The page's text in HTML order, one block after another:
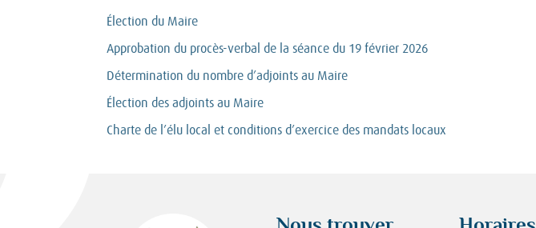
Élection du Maire
Approbation du procès-verbal de la séance du 19 février 2026
Détermination du nombre d’adjoints au Maire
Élection des adjoints au Maire
Charte de l’élu local et conditions d’exercice des mandats locaux